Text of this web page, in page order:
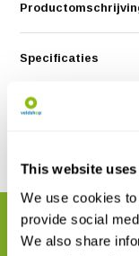
This website
We use cookies
provide social
We also share
Specificaties
Reviews
GERELATEERDE
Maak uw